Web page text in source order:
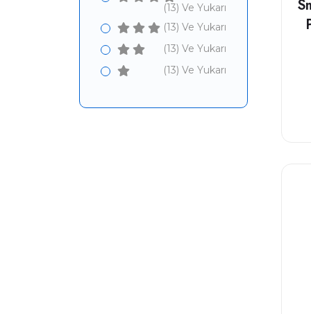
(13) Ve Yukarı
(13) Ve Yukarı
(13) Ve Yukarı
(13) Ve Yukarı